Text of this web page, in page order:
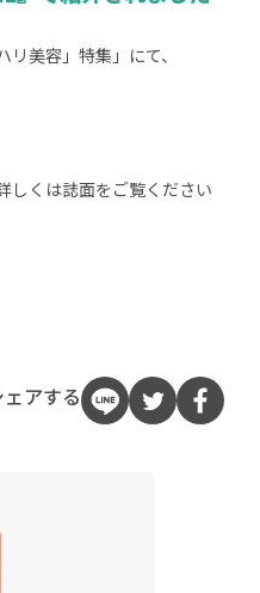
リ美容」特集」にて、
しくは誌面をご覧ください
ェアする